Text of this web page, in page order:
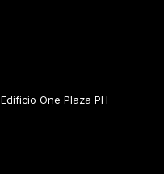
One Plaza PH